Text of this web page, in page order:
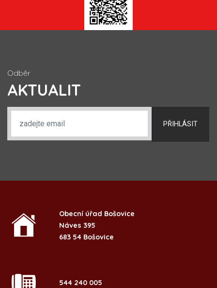
Odběr
AKTUALIT
PŘIHLÁSIT
Obecní úřad Bošovice
Náves 395
683 54 Bošovice
544 240 005